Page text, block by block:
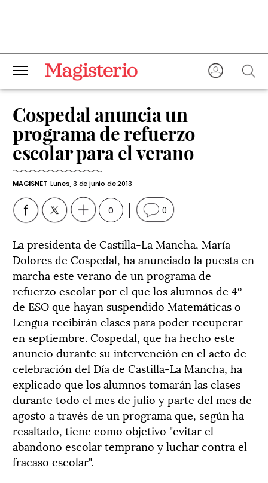
Cospedal anuncia un
programa de refuerzo
escolar para el verano
MAGISNET Lunes, 3 de junio de 2013
0 0
La presidenta de Castilla-La Mancha, María
Dolores de Cospedal, ha anunciado la puesta en
marcha este verano de un programa de
refuerzo escolar por el que los alumnos de 4º
de ESO que hayan suspendido Matemáticas o
Lengua recibirán clases para poder recuperar
en septiembre. Cospedal, que ha hecho este
anuncio durante su intervención en el acto de
celebración del Día de Castilla-La Mancha, ha
explicado que los alumnos tomarán las clases
durante todo el mes de julio y parte del mes de
agosto a través de un programa que, según ha
resaltado, tiene como objetivo "evitar el
abandono escolar temprano y luchar contra el
fracaso escolar".